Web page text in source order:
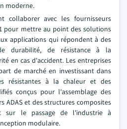
moderne.
collaborer avec les fournisseurs
pour mettre au point des solutions
applications qui répondent à des
durabilité, de résistance à la
en cas d'accident. Les entreprises
de marché en investissant dans
résistantes à la chaleur et des
conçus pour l'assemblage des
ADAS et des structures composites
sur le passage de l'industrie à
modulaire.